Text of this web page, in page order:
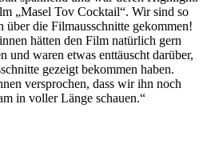
„Masel Tov Cocktail“. Wir sind so
über die Filmausschnitte gekommen!
hätten den Film natürlich gern
und waren etwas enttäuscht darüber,
gezeigt bekommen haben.
versprochen, dass wir ihn noch
in voller Länge schauen.“